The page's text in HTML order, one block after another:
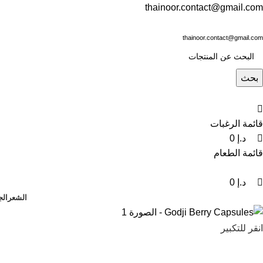
thainoor.contact@gmail.com
thainoor.contact@gmail.com
بحث
قائمة الرغبات
د.إ
قائمة الطعام
د.إ
الشعر
انقر للتكبير